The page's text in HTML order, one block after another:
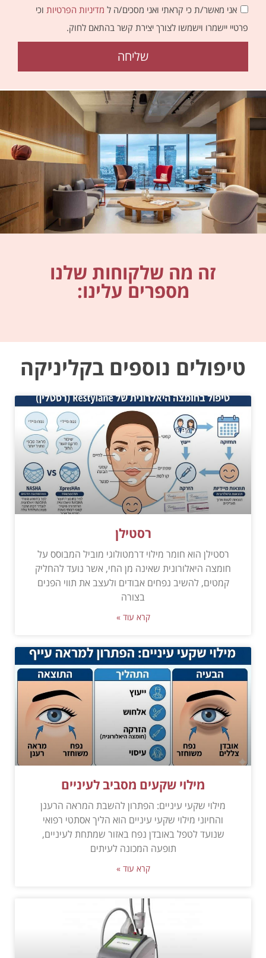
אני מאשר/ת כי קראתי ואני מסכים/ה ל מדיניות הפרטיות וכי
פרטיי יישמרו וישמשו לצורך יצירת קשר בהתאם לחוק.
שליחה
זה מה שלקוחות שלנו
מספרים עלינו:
טיפולים נוספים בקליניקה
רסטילן
רסטילן הוא חומר מילוי דרמטולוגי מוביל המבוסס על
חומצה היאלורונית שאינה מן החי, אשר נועד להחליק
קמטים, להשיב נפחים אבודים ולעצב את תווי הפנים
בצורה
קרא עוד »
מילוי שקעים מסביב לעיניים
מילוי שקעי עיניים: הפתרון להשבת המראה הרענן
והחיוני מילוי שקעי עיניים הוא הליך אסתטי רפואי
שנועד לטפל באובדן נפח באזור שמתחת לעיניים,
תופעה המכונה לעיתים
קרא עוד »